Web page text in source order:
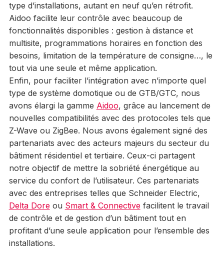
type d’installations, autant en neuf qu’en rétrofit.
Aidoo facilite leur contrôle avec beaucoup de
fonctionnalités disponibles : gestion à distance et
multisite, programmations horaires en fonction des
besoins, limitation de la température de consigne…, le
tout via une seule et même application.
Enfin, pour faciliter l’intégration avec n’importe quel
type de système domotique ou de GTB/GTC, nous
avons élargi la gamme Aidoo, grâce au lancement de
nouvelles compatibilités avec des protocoles tels que
Z-Wave ou ZigBee. Nous avons également signé des
partenariats avec des acteurs majeurs du secteur du
bâtiment résidentiel et tertiaire. Ceux-ci partagent
notre objectif de mettre la sobriété énergétique au
service du confort de l’utilisateur. Ces partenariats
avec des entreprises telles que Schneider Electric,
Delta Doreou Smart & Connectivefacilitent le travail
de contrôle et de gestion d’un bâtiment tout en
profitant d’une seule application pour l’ensemble des
installations.